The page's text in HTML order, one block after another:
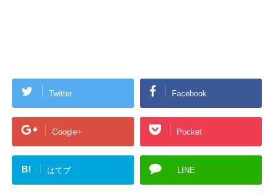
Twitter Facebook
Google+ Pocket
B! はてブ LINE